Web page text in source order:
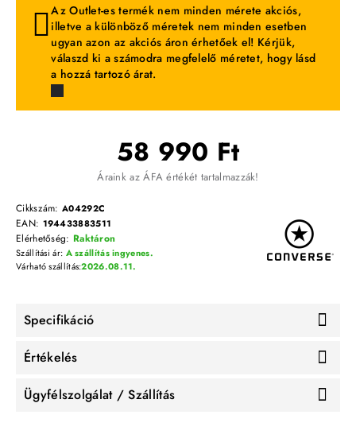
58 990 Ft
Áraink az ÁFA értékét tartalmazzák!
Cikkszám: A04292C
EAN: 194433883511
Elérhetőség: Raktáron
Várható szállítás:2026.08.11.
Szállítási ár: A szállítás ingyenes.
Az Outlet-es termék nem minden mérete akciós,
illetve a különböző méretek nem minden esetben
ugyan azon az akciós áron érhetőek el! Kérjük,
válaszd ki a számodra megfelelő méretet, hogy lásd
a hozzá tartozó árat.
Specifikáció
Értékelés
Ügyfélszolgálat / Szállítás